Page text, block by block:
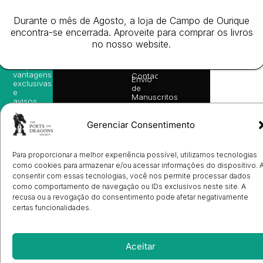
Gerenciar Consentimento
Para proporcionar a melhor experiência possível, utilizamos tecnologias
como cookies para armazenar e/ou acessar informações do dispositivo.
consentir com essas tecnologias, você nos permite processar dados
como comportamento de navegação ou IDs exclusivos neste site. A
recusa ou a revogação do consentimento pode afetar negativamente
certas funcionalidades.
Aceitar
Autores
Eventos
Prémio
Ulysses
Contactos
Envio
de
Manuscritos
Candidatura
Ilustradores
de
Cookies
(EU)
sugestões
de
vantagens
exclusivas
e
avisos
no seu
e-mail.
Subscrever
Todos
os
direitos
Durante o mês de Agosto, a loja de Campo de Ourique
encontra-se encerrada. Aproveite para comprar os livros
no nosso website.